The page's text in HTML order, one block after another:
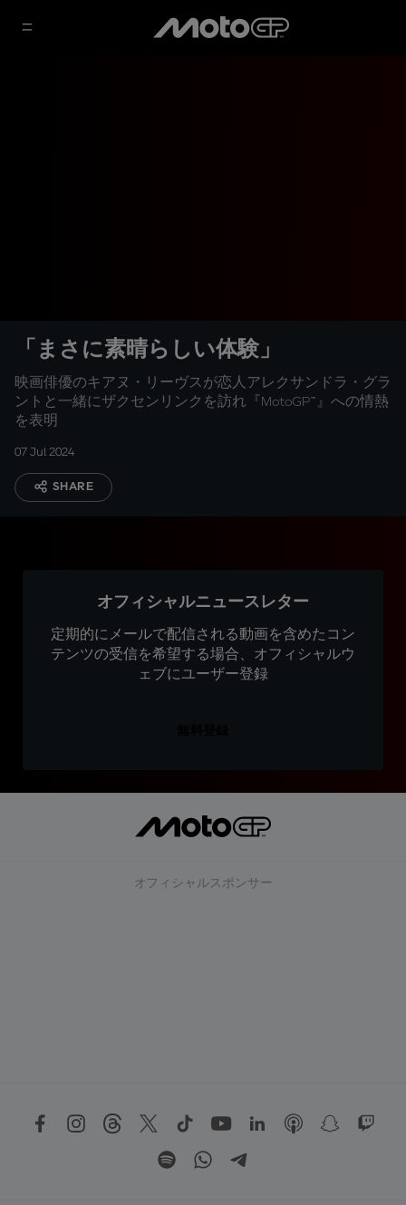
「まさに素晴らしい体験」
映画俳優のキアヌ・リーヴスが恋人アレクサンドラ・グラ
ントと一緒にザクセンリンクを訪れ『MotoGP™』への情熱
を表明
07 Jul 2024
SHARE
オフィシャルニュースレター
定期的にメールで配信される動画を含めたコン
テンツの受信を希望する場合、オフィシャルウ
ェブにユーザー登録
オフィシャルスポンサー